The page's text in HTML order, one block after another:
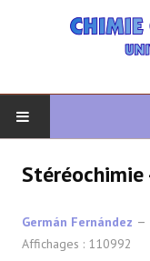
ORGANIQUE AVANCÉ
Germán Fernández
Affichages : 110992